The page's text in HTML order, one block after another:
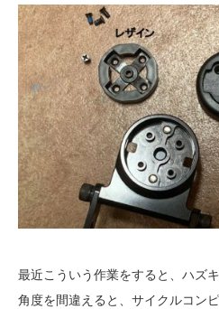
最近こういう作業をすると、ハズ
角度を間違えると、サイクルコン